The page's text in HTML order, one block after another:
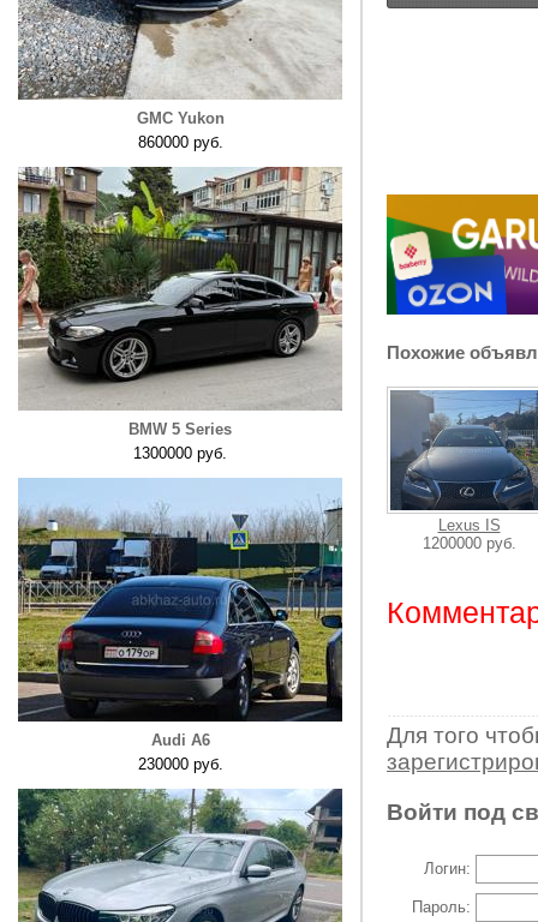
GMC Yukon
860000 руб.
BMW 5 Series
1300000 руб.
Audi A6
230000 руб.
Похожие
Lexus IS
1200000 руб.
Для того
Войти под
Логин:
Пароль: